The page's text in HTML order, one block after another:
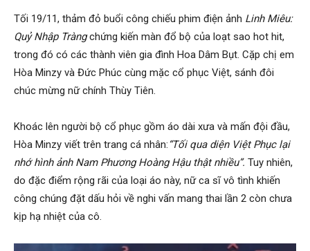
Tối 19/11, thảm đỏ buổi công chiếu phim điện ảnh Linh Miêu:
Quỷ Nhập Tràngchứng kiến màn đổ bộ của loạt sao hot hit,
trong đó có các thành viên gia đình Hoa Dâm Bụt. Cặp chị em
Hòa Minzy và Đức Phúc cùng mặc cổ phục Việt, sánh đôi
chúc mừng nữ chính Thùy Tiên.
Khoác lên người bộ cổ phục gồm áo dài xưa và mấn đội đầu,
Hòa Minzy viết trên trang cá nhân:“Tối qua diện Việt Phục lại
nhớ hình ảnh Nam Phương Hoàng Hậu thật nhiều”. Tuy nhiên,
do đặc điểm rộng rãi của loại áo này, nữ ca sĩ vô tình khiến
công chúng đặt dấu hỏi về nghi vấn mang thai lần 2 còn chưa
kịp hạ nhiệt của cô.